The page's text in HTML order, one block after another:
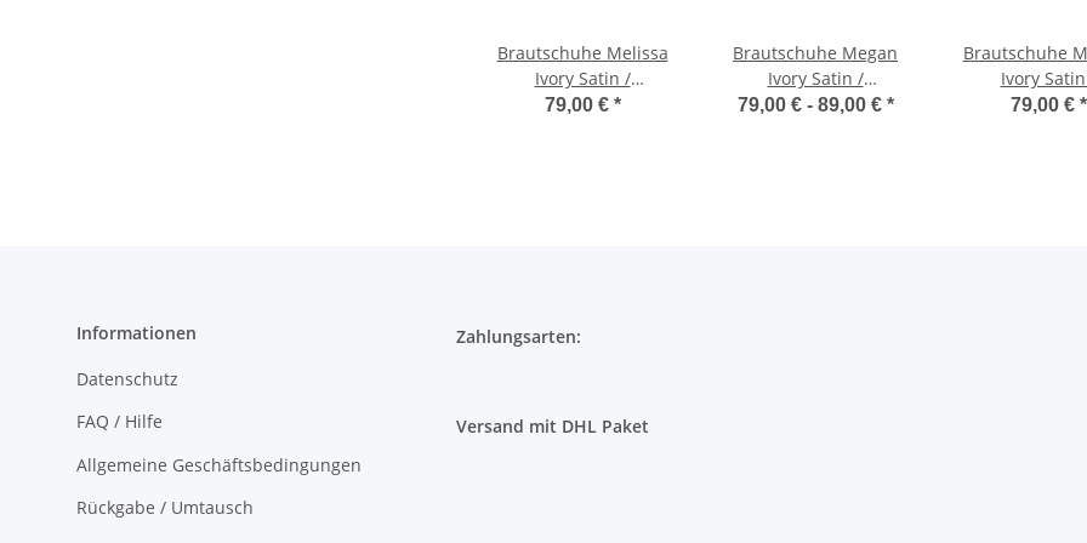
Brautschuhe Melissa
Ivory Satin /
G.Westerleigh 37, SALE
79,00 € *
Brautschuhe Megan
Ivory Satin /
G.Westerleigh SALE
79,00 € - 89,00 € *
Brautschuhe
Ivory
G.Westerleigh
79,00 € *
Informationen
Datenschutz
FAQ / Hilfe
Allgemeine Geschäftsbedingungen
Rückgabe / Umtausch
Zahlungsarten:
Versand mit DHL Paket